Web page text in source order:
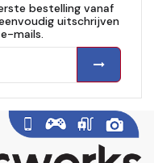
bestelling vanaf
uitschrijven
mails.